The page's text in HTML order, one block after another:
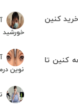
کنین
کنین تا
خورشید
نوین